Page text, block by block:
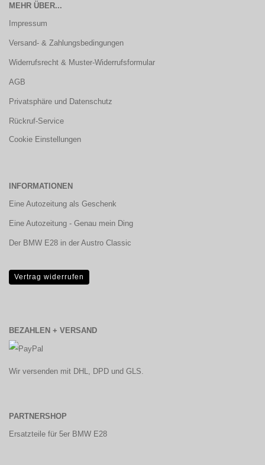
MEHR ÜBER...
Impressum
Versand- & Zahlungsbedingungen
Widerrufsrecht & Muster-Widerrufsformular
AGB
Privatsphäre und Datenschutz
Rückruf-Service
Cookie Einstellungen
INFORMATIONEN
Eine Autozeitung als Geschenk
Eine Autozeitung - Genau mein Ding
Der BMW E28 in der Austro Classic
Vertrag widerrufen
BEZAHLEN + VERSAND
Wir versenden mit DHL, DPD und GLS.
PARTNERSHOP
Ersatzteile für 5er BMW E28